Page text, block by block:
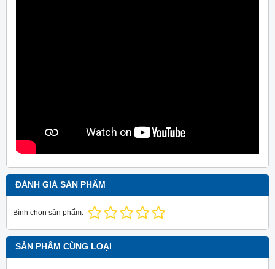
ĐÁNH GIÁ SẢN PHẨM
Bình chọn sản phẩm:
SẢN PHẨM CÙNG LOẠI